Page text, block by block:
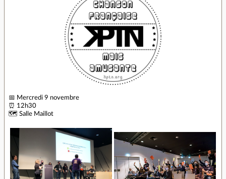
📅 Mercredi 9 novembre
⏰ 12h30
🗺️ Salle Maillot